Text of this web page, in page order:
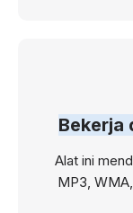
Bekerja
Alat ini
MP3, WMA,